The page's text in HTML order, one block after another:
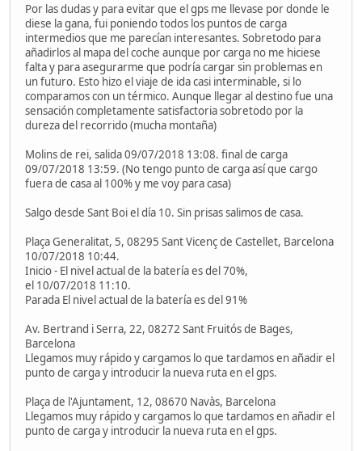
Por las dudas y para evitar que el gps me llevase por donde le
diese la gana, fui poniendo todos los puntos de carga
intermedios que me parecían interesantes. Sobretodo para
añadirlos al mapa del coche aunque por carga no me hiciese
falta y para asegurarme que podría cargar sin problemas en
un futuro. Esto hizo el viaje de ida casi interminable, si lo
comparamos con un térmico. Aunque llegar al destino fue una
sensación completamente satisfactoria sobretodo por la
dureza del recorrido (mucha montaña)
Molins de rei, salida 09/07/2018 13:08. final de carga
09/07/2018 13:59. (No tengo punto de carga así que cargo
fuera de casa al 100% y me voy para casa)
Salgo desde Sant Boi el día 10. Sin prisas salimos de casa.
Plaça Generalitat, 5, 08295 Sant Vicenç de Castellet, Barcelona
10/07/2018 10:44.
Inicio - El nivel actual de la batería es del 70%,
el 10/07/2018 11:10.
Parada El nivel actual de la batería es del 91%
Av. Bertrand i Serra, 22, 08272 Sant Fruitós de Bages,
Barcelona
Llegamos muy rápido y cargamos lo que tardamos en añadir el
punto de carga y introducir la nueva ruta en el gps.
Plaça de l'Ajuntament, 12, 08670 Navàs, Barcelona
Llegamos muy rápido y cargamos lo que tardamos en añadir el
punto de carga y introducir la nueva ruta en el gps.